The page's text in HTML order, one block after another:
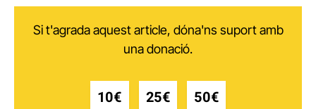
Si t'agrada aquest article, dóna'ns suport amb
una donació.
10€ 25€ 50€